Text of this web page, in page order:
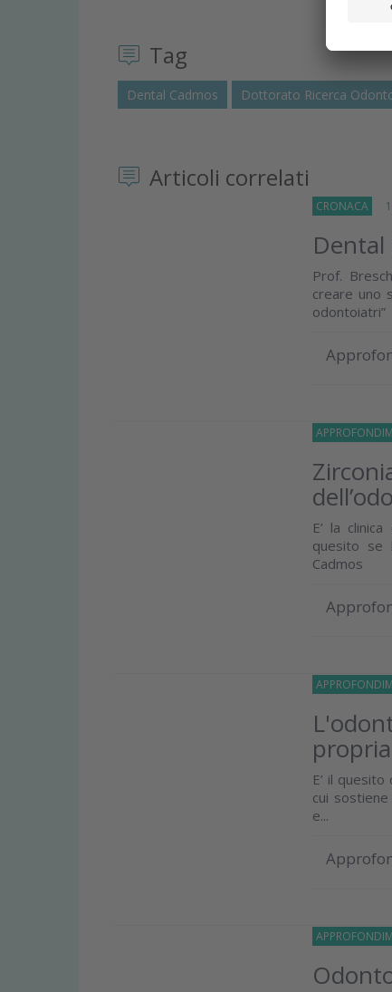
Tag
Dental Cadmos Dottorato Ricerca
Articoli correlati
CRONACA
Dental
Prof.
creare uno
odontoiatri”
E’ la
quesito se
Cadmos
E’ il
cui
e...